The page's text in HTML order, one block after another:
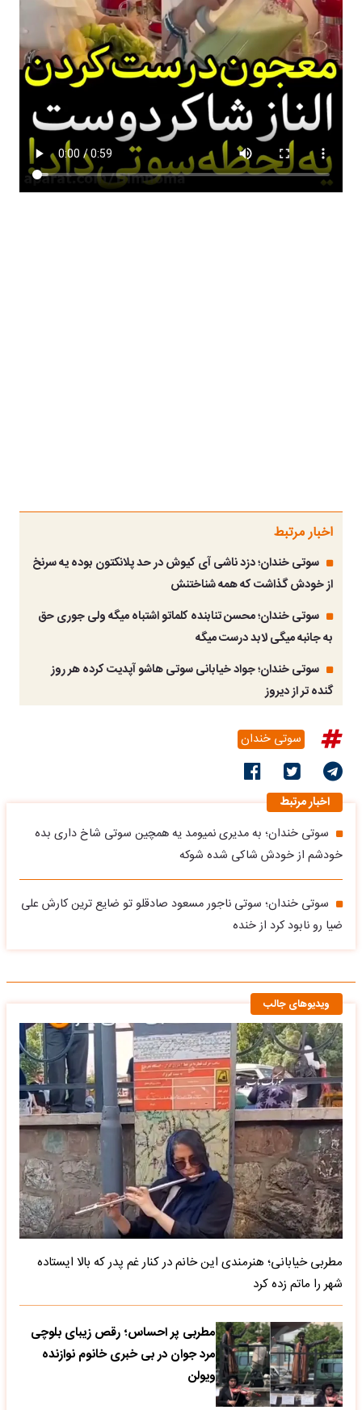
اخبار مرتبط
سوتی خندان؛ دزد ناشی آی کیوش در حد پلانکتون بوده یه سرنخ
از خودش گذاشت که همه شناختنش
سوتی خندان؛ محسن تنابنده کلماتو اشتباه میگه ولی جوری حق
به جانبه میگی لابد درست میگه
سوتی خندان؛ جواد خیابانی سوتی هاشو آپدیت کرده هر روز
گنده تر از دیروز
سوتی خندان
اخبار مرتبط
سوتی خندان؛ به مدیری نمیومد یه همچین سوتی شاخ داری بده
خودشم از خودش شاکی شده شوکه
سوتی خندان؛ سوتی ناجور مسعود صادقلو تو ضایع ترین کارش علی
ضیا رو نابود کرد از خنده
ویدیوهای جالب
مطربی خیابانی؛ هنرمندی این خانم در کنار غم پدر که بالا ایستاده
شهر را ماتم زده کرد
مطربی پر احساس؛ رقص زیبای بلوچی
مرد جوان در بی خبری خانوم نوازنده
ویولن